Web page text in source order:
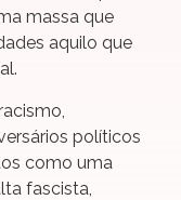
massa que
aquilo que
políticos
como uma
fascista,